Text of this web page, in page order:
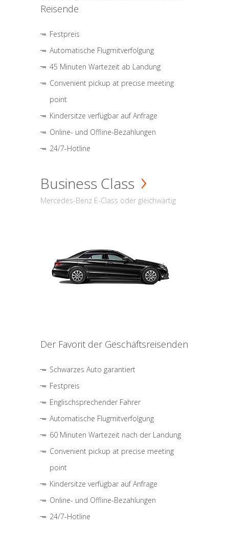
Reisende
Festpreis
Automatische Flugmitverfolgung
45 Minuten Wartezeit ab Landung
Convenient pickup at precise meeting
point
Kindersitze verfügbar auf Anfrage
Online- und Offline-Bezahlungen
24/7-Hotline
Business Class
Mercedes-Benz E-Class oder gleichwärtig
Der Favorit der Geschäftsreisenden
Schwarzes Auto garantiert
Festpreis
Englischsprechender Fahrer
Automatische Flugmitverfolgung
60 Minuten Wartezeit nach der Landung
Convenient pickup at precise meeting
point
Kindersitze verfügbar auf Anfrage
Online- und Offline-Bezahlungen
24/7-Hotline